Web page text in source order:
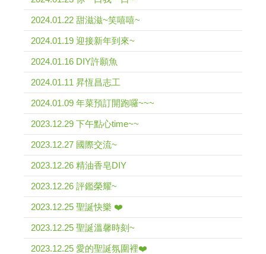
2024.01.22 甜滋滋~笑嘻嘻~
2024.01.19 迎接新年到來~
2024.01.16 DIY許願魚
2024.01.11 昇恆昌志工
2024.01.09 年菜預訂開跑囉~~~
2023.12.29 下午點心time~~
2023.12.27 國際交流~
2023.12.26 精油香皂DIY
2023.12.26 評鑑榮耀~
2023.12.25 聖誕快樂 ❤️
2023.12.25 聖誕溫馨時刻~
2023.12.25 愛的聖誕氛圍裡❤️